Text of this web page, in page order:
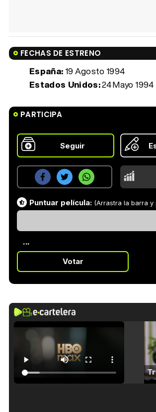
FECHAS DE ESTRENO
España: 19 Agosto 1994
Estados Unidos:24 Mayo 1994
PARTICIPA
Seguir
Puntuar película: (Arrastra la barra y
...
Votar